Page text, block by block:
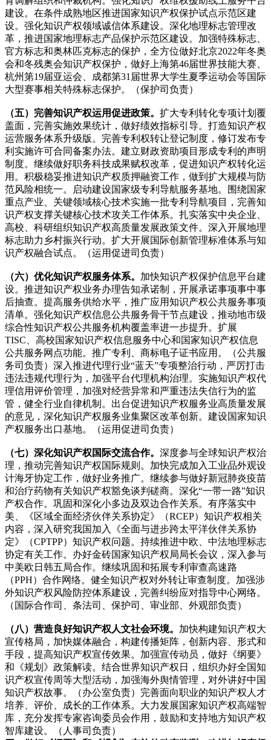
建设。在条件成熟地区推进国家知识产权保护试点示范区建
设。强化知识产权领域诚信体系建设。深化地理标志管理改
革，推进国家地理标志产品保护示范区建设。加强特殊标志、
官方标志和奥林匹克标志的保护，全方位做好北京2022年冬奥
会和冬残奥会知识产权保护，做好上海第46届世界技能大赛、
杭州第19届亚运会、成都第31届世界大学生夏季运动会等国 际
大型赛事相关特殊标志保护。（保护司负责）
（五）完善知识产权运用促进政策。 扩大专利转化专项计划覆
盖面，完善实施效果统计，做好绩效指标引导。打造知识产权
运营服务体系升级版。完善专利权转让登记制度，修订发布专
利实施许可合同备案办法。建立财政资助项目形成专利的声明
制度。继续做好职务科技成果赋权改革，促进知识产权转化运
用。积极稳妥推进知识产权质押融资工作，做到扩大规模与防
范风险相统一。启动建设国家级专利导航服务基地。围绕国家
重点产业、关键领域核心技术实施一批专利导航项目，完善知
识产权支撑关键核心技术攻关工作体系。扎实落实中央企业、
高校、科研组织知识产权高质量发展政策文件。深入开展地理
标志助力乡村振兴行动。扩大开展国际创新管理标准体系与知
识产权融合试点。（运用促进司负责）
（六）优化知识产权服务体系。 加快知识产权保护信息平台建
设。推进知识产权业务办理告知承诺制，开展承诺事项事中事
后抽查。提高服务供给水平，推广应用知识产权公共服务事项
清单。强化知识产权信息公共服务骨干节点建设，推动地市级
综合性知识产权公共服务机构覆盖率进一步提升。扩展
TISC、高校国家知识产权信息服务中心和国家知识产权信息
公共服务网点功能。推广专利、商标电子证书应用。（公共服
务司负责）深入推进代理行业“蓝天”专项整治行动，严厉打击
违法违规代理行为，加强平台代理机构治理。实施知识产权代
理信用评价管理，加强对经营异常和严重违法失信行为的监
管，健全行业自律机制。出台促进知识产权服务业高质量发展
的意见，深化知识产权服务业集聚区改革创新。建设国家知识
产权服务出口基地。（运用促进司负责）
（七）深化知识产权国际交流合作。 深度参与全球知识产权治
理，推动完善知识产权国际规则。加快完成加入工业品外观设
计海牙协定工作，做好业务推广。继续参与做好新冠肺炎疫苗
和治疗药物有关知识产权豁免谈判磋商。深化“一带一路”知识
产权合作。巩固和深化小多边及双边合作关系。有序落实中
美、《区域全面经济伙伴关系协定》（RCEP）知识产权相关
内容，深入研究我国加入《全面与进步跨太平洋伙伴关系协
定》（CPTPP）知识产权问题。持续推进中欧、中法地理标志
协定有关工作。办好金砖国家知识产权局局长会议，深入参与
中美欧日韩五局合作。继续巩固和拓展专利审查高速路
（PPH）合作网络。健全知识产权对外转让审查制度。加强涉
外知识产权风险防控体系建设，完善纠纷应对指导中心网络。
（国际合作司、条法司、保护司、审业部、外观部负责）
（八）营造良好知识产权人文社会环境。 加快构建知识产权大
宣传格局，加快媒体融合，构建传播矩阵，创新内容、形式和
手段，提高知识产权宣传效果。加强宣传动员，做好《纲要》
和《规划》政策解读。结合世界知识产权日，组织办好全国知
识产权宣传周等大型活动，加强海外舆情管理，对外讲好中国
知识产权故事。（办公室负责）完善面向职业的知识产权人才
培养、评价、成长的工作体系。大力发展国家知识产权高端智
库，充分发挥专家咨询委员会作用，鼓励和支持地方知识产权
智库建设。（人事司负责）